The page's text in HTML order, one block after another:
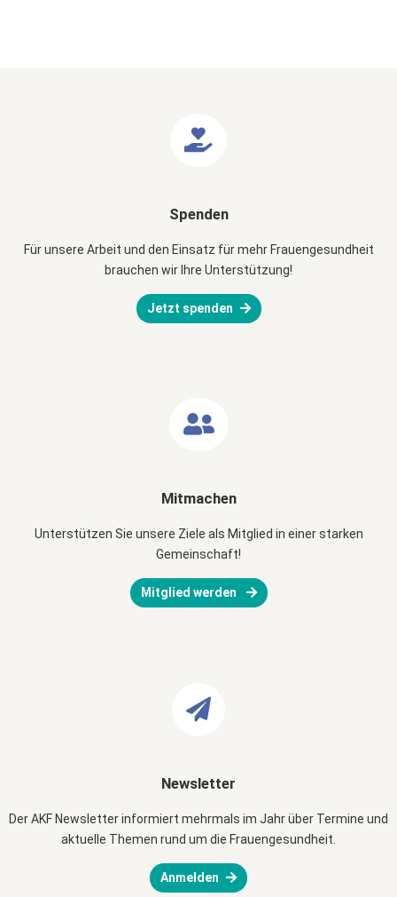
Spenden
Für unsere Arbeit und den Einsatz für mehr Frauengesundheit
brauchen wir Ihre Unterstützung!
Jetzt spenden
Mitmachen
Unterstützen Sie unsere Ziele als Mitglied in einer starken
Gemeinschaft!
Mitglied werden
Newsletter
Der AKF Newsletter informiert mehrmals im Jahr über Termine und
aktuelle Themen rund um die Frauengesundheit.
Anmelden